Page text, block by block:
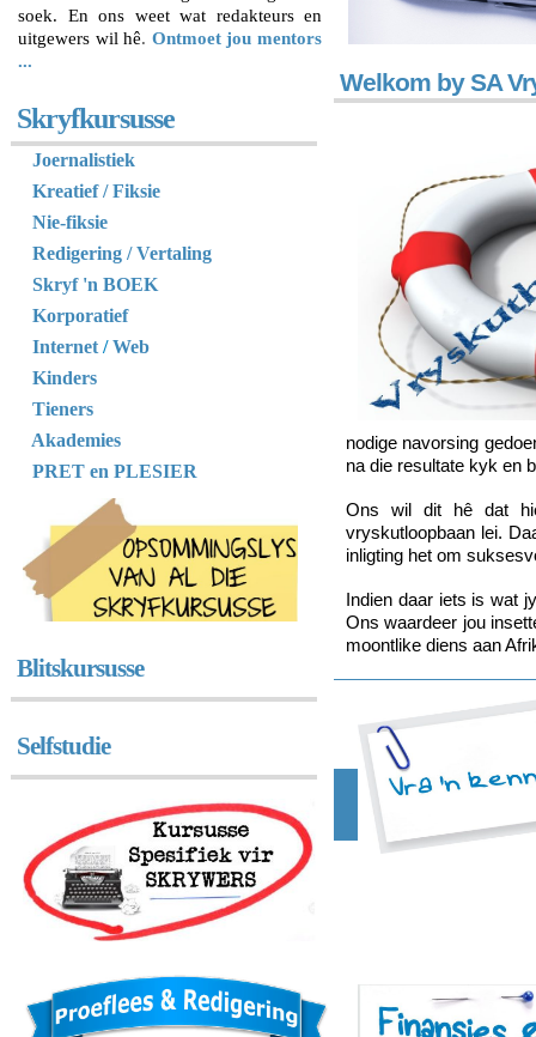
Welkom by SA
nodige navorsing
na die resultate kyk en
Ons wil dit hê dat
vryskutloopbaan lei.
inligting het om
Indien daar iets is wat
Ons waardeer jou
moontlike diens aan
soek. En ons weet wat redakteurs en
uitgewers wil hê. Ontmoet jou mentors
...
Skryfkursusse
Joernalistiek
Kreatief / Fiksie
Nie-fiksie
Redigering / Vertaling
Skryf 'n BOEK
Korporatief
Internet /Web
Kinders
Tieners
Akademies
PRET en PLESIER
Blitskursusse
Selfstudie